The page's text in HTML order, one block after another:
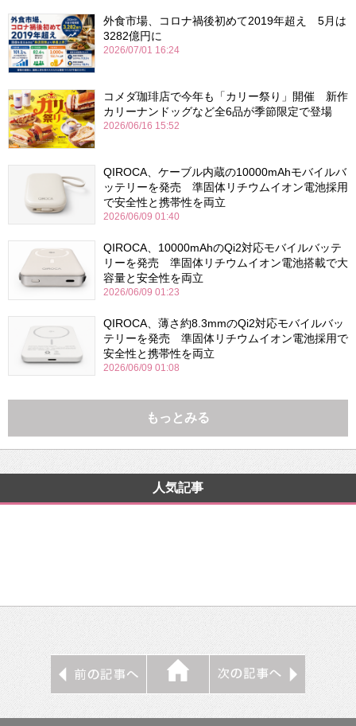
外食市場、コロナ禍後初めて2019年超え 5月は
3282億円に
2026/07/01 16:24
コメダ珈琲店で今年も「カリー祭り」開催 新作
カリーナンドッグなど全6品が季節限定で登場
2026/06/16 15:52
QIROCA、ケーブル内蔵の10000mAhモバイルバ
ッテリーを発売 準固体リチウムイオン電池採用
で安全性と携帯性を両立
2026/06/09 01:40
QIROCA、10000mAhのQi2対応モバイルバッテ
リーを発売 準固体リチウムイオン電池搭載で大
容量と安全性を両立
2026/06/09 01:23
QIROCA、薄さ約8.3mmのQi2対応モバイルバッ
テリーを発売 準固体リチウムイオン電池採用で
安全性と携帯性を両立
2026/06/09 01:08
もっとみる
人気記事